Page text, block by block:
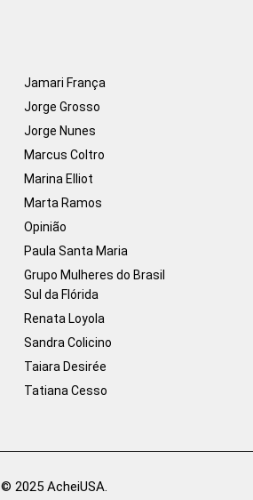
Jamari França
Jorge Grosso
Jorge Nunes
Marcus Coltro
Marina Elliot
Marta Ramos
Opinião
Paula Santa Maria
Grupo Mulheres do Brasil
Sul da Flórida
Renata Loyola
Sandra Colicino
Taiara Desirée
Tatiana Cesso
© 2025 AcheiUSA.